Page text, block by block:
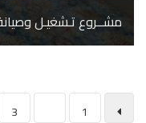
1
3